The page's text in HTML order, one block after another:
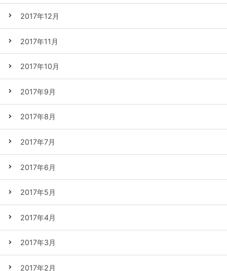
2017年12月
2017年11月
2017年10月
2017年9月
2017年8月
2017年7月
2017年6月
2017年5月
2017年4月
2017年3月
2017年2月